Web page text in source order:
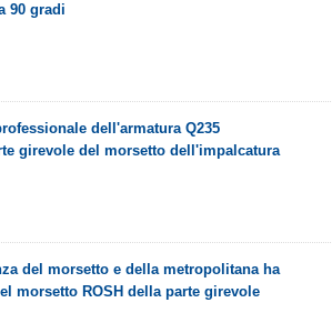
90 gradi
dell'armatura Q235
girevole del morsetto dell'impalcatura
del morsetto e della metropolitana ha
morsetto ROSH della parte girevole